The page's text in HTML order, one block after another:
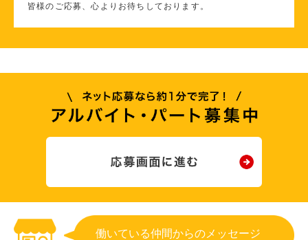
皆様のご応募、心よりお待ちしております。
働いている仲間からのメッセージ